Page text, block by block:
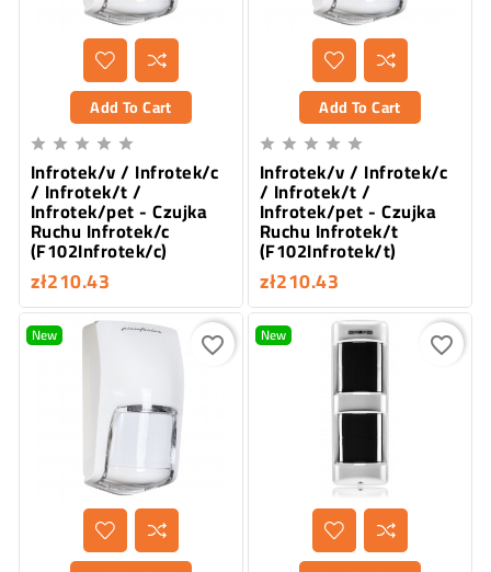
Add To Cart
    
Infrotek/v / Infrotek/c
/ Infrotek/t /
Infrotek/pet - Czujka
Ruchu Infrotek/c
(F102Infrotek/c)
zł210.43
Add To Cart
    
Infrotek/v / Infrotek/c
/ Infrotek/t /
Infrotek/pet - Czujka
Ruchu Infrotek/t
(F102Infrotek/t)
zł210.43
New favorite_border New favorite_border